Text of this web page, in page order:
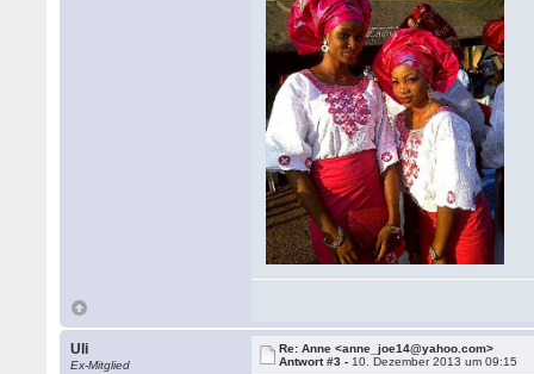
Uli
Ex-Mitglied
Re: Anne <anne_joe14@yahoo.com>
Antwort #3 - 10. Dezember 2013 um 09:15